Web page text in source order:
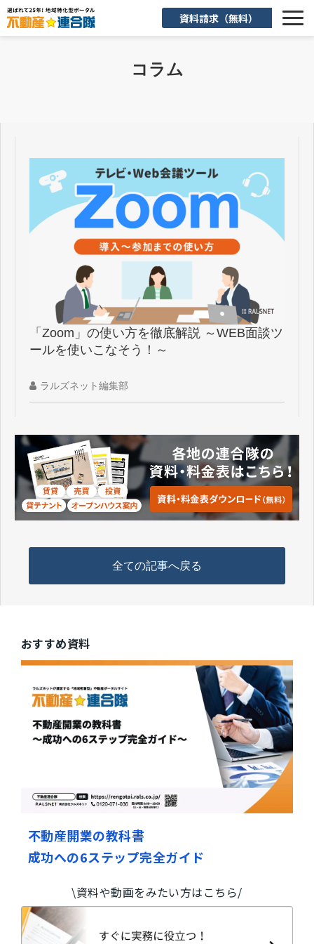
資料請求（無料）
お客様活用事例
よくあるご質問
コラム
「Zoom」の使い方を徹底解説 ～WEB面談ツ
ールを使いこなそう！～
ラルズネット編集部
全ての記事へ戻る
おすすめ資料
不動産開業の教科書
成功への6ステップ完全ガイド
\資料や動画をみたい方はこちら/